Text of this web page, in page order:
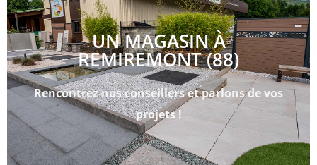
UN MAGASIN À
REMIREMONT (88)
Rencontrez nos conseillers et parlons de vos
projets !